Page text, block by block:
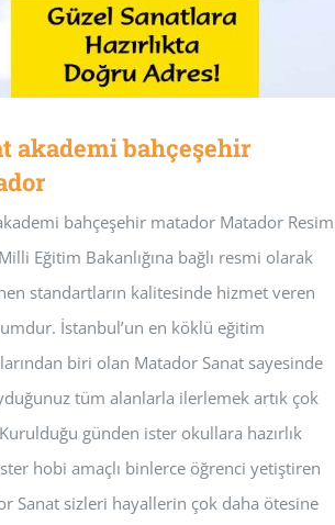
akademi bahçeşehir
bahçeşehir matador Matador Resim
Eğitim Bakanlığına bağlı resmi olarak
standartların kalitesinde hizmet veren
İstanbul’un en köklü eğitim
biri olan Matador Sanat sayesinde
tüm alanlarla ilerlemek artık çok
günden ister okullara hazırlık
hobi amaçlı binlerce öğrenci yetiştiren
Sanat sizleri hayallerin çok daha ötesine